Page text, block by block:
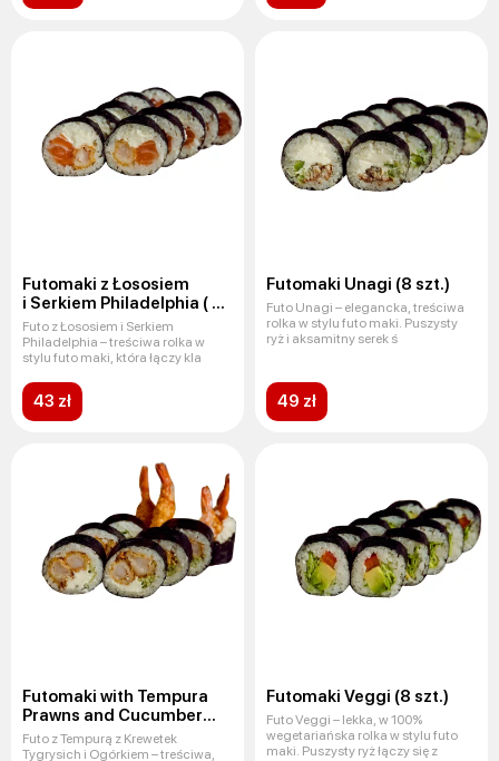
Futomaki z Łososiem
i Serkiem Philadelphia ( 8
szt.)
Futo z Łososiem i Serkiem
Philadelphia – treściwa rolka w
stylu futo maki, która łączy kla
43 zł
Futomaki Unagi (8 szt.)
Futo Unagi – elegancka, treściwa
rolka w stylu futo maki. Puszysty
ryż i aksamitny serek ś
49 zł
Futomaki with Tempura
Prawns and Cucumber
(8 szt.)
Futo z Tempurą z Krewetek
Tygrysich i Ogórkiem – treściwa,
Futomaki Veggi (8 szt.)
Futo Veggi – lekka, w 100%
wegetariańska rolka w stylu futo
maki. Puszysty ryż łączy się z